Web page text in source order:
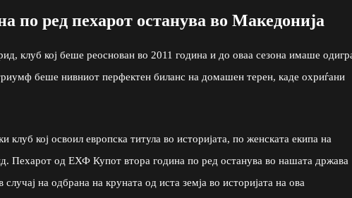
по ред пехарот останува во Македонија
клуб кој беше реоснован во 2011 година и до оваа сезона имаше
беше нивниот перфектен биланс на домашен терен, каде охриѓани
кој освоил европска титула во историјата, по женската екипа на
Пехарот од ЕХФ Купот втора година по ред останува во нашата држава
на одбрана на круната од иста земја во историјата на ова